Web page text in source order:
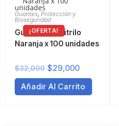
¡OFERTA!
Guantes, Protección y
Bioseguridad
Guantes de Nitrilo
Naranja x 100 unidades
$32,000 $29,000
Añadir Al Carrito